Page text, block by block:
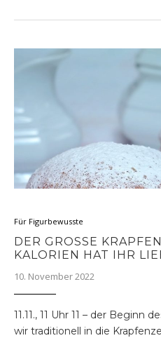
Für Figurbewusste
DER GROSSE
ALORIEN HAT IHR
10. November 2022
11.11., 11 Uhr 11 – der Beginn
wir traditionell in die